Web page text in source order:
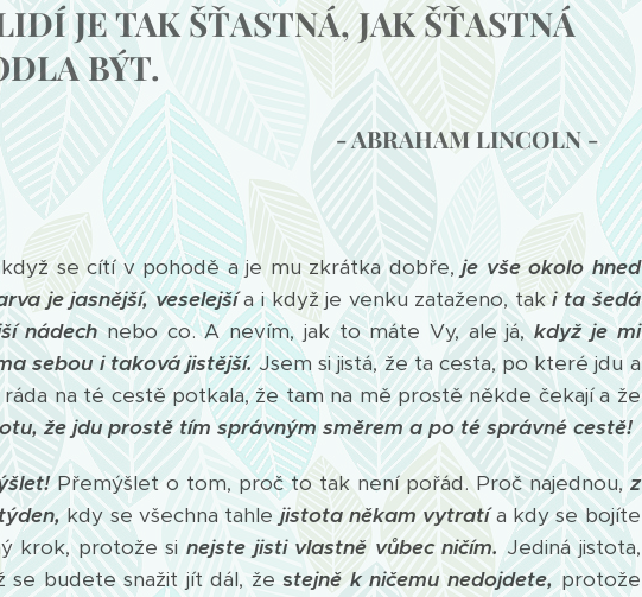
JE TAK ŠŤASTNÁ, JAK ŠŤASTNÁ
BÝT.
- ABRAHAM LINCOLN -
když se cítí v pohodě a je mu zkrátka dobře, je vše okolo hned
je jasnější, veselejší a i když je venku zataženo, taki ta šedá
nádech nebo co. A nevím, jak to máte Vy, ale já,když je mi
sebou i taková jistější. Jsem si jistá, že ta cesta, po které jdu a
na té cestě potkala, že tam na mě prostě někde čekají a že
že jdu prostě tím správným směrem a po té správné cestě!
Přemýšlet o tom, proč to tak není pořád. Proč najednou,z
kdy se všechna tahle jistota někam vytratía kdy se bojíte
krok, protože si nejste jisti vlastně vůbec ničím. Jediná jistota,
se budete snažit jít dál, žestejně k ničemu nedojdete,protože